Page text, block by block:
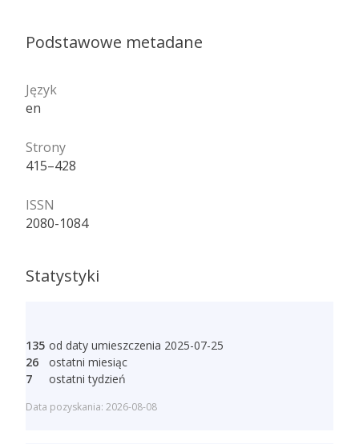
Podstawowe metadane
Język
en
Strony
415–428
ISSN
2080-1084
Statystyki
135 od daty umieszczenia 2025-07-25
26
ostatni miesiąc
7
ostatni tydzień
Data pozyskania: 2026-08-08